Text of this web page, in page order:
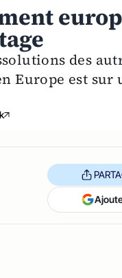
des
Europe est sur